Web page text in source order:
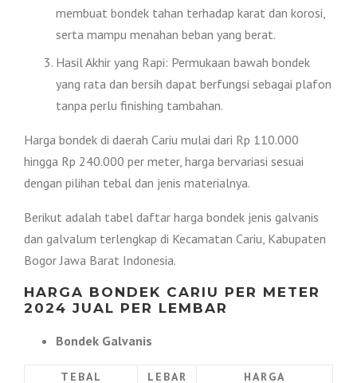
membuat bondek tahan terhadap karat dan korosi,
serta mampu menahan beban yang berat.
Hasil Akhir yang Rapi: Permukaan bawah bondek
yang rata dan bersih dapat berfungsi sebagai plafon
tanpa perlu finishing tambahan.
Harga bondek di daerah Cariu mulai dari Rp 110.000
hingga Rp 240.000 per meter, harga bervariasi sesuai
dengan pilihan tebal dan jenis materialnya.
Berikut adalah tabel daftar harga bondek jenis galvanis
dan galvalum terlengkap di Kecamatan Cariu, Kabupaten
Bogor Jawa Barat Indonesia.
HARGA BONDEK CARIU PER METER
2024 JUAL PER LEMBAR
Bondek Galvanis
TEBAL LEBAR HARGA